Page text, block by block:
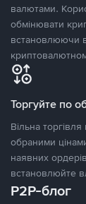
валютами.
обмінювати
встановлюючи
Торгуйте по
Вільна
обраними
наявних
встановлюйте
P2P-блог